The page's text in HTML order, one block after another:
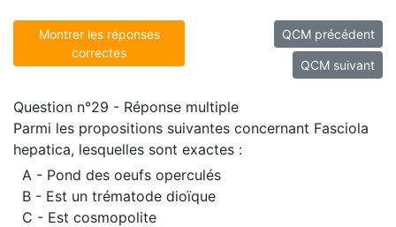
Montrer les réponses
correctes
QCM précédent
QCM suivant
Question n°29 - Réponse multiple
Parmi les propositions suivantes concernant Fasciola
hepatica, lesquelles sont exactes :
A - Pond des oeufs operculés
B - Est un trématode dioïque
C - Est cosmopolite